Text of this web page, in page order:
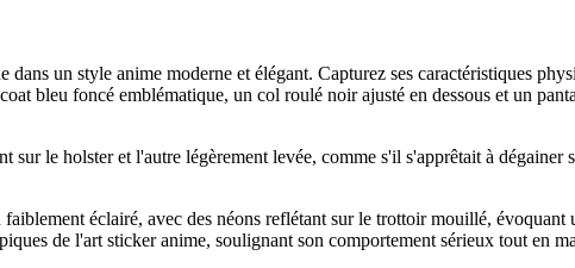
dans un style anime moderne et élégant. Capturez ses caractéristiques
bleu foncé emblématique, un col roulé noir ajusté en dessous et un
sur le holster et l'autre légèrement levée, comme s'il s'apprêtait à
éclairé, avec des néons reflétant sur le trottoir mouillé,
de l'art sticker anime, soulignant son comportement sérieux tout en